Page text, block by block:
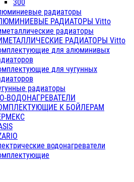
300
радиаторы
РАДИАТОРЫ Vitto
радиаторы
РАДИАТОРЫ Vitto
для алюминивых
для чугунных
радиаторы
ВОДОНАГРЕВАТЕЛИ
К БОЙЛЕРАМ
водонагреватели